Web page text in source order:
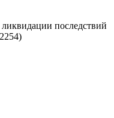
последствий